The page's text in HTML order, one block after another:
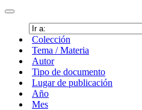
Colección
Tema / Materia
Autor
Tipo de documento
Lugar de publicación
Año
Mes